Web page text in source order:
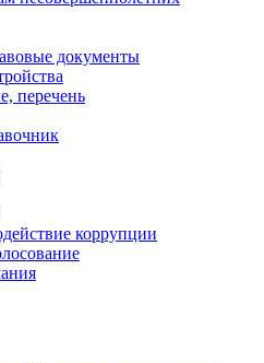
документы
перечень
коррупции